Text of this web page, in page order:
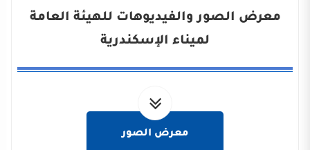
معرض الصور والفيديوهات للهيئة العامة
لميناء الإسكندرية
معرض الصور